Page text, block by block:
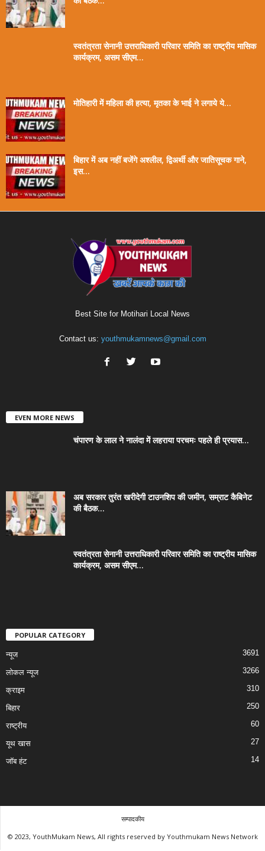
स्वतंत्रता सेनानी उत्तराधिकारी परिवार समिति का राष्ट्रीय मासिक
कार्यक्रम, असम सीएम...
मोतिहारी में महिला की हत्या, मृतका के भाई ने लगाये ये...
बिहार में अब नहीं बजेंगे अश्लील, द्विअर्थी और जातिसूचक गाने,
इस...
Best Site for Motihari Local News
Contact us: youthmukamnews@gmail.com
EVEN MORE NEWS
चंपारण के लाल ने नालंदा में लहराया परचमः पहले ही प्रयास...
अब सरकार तुरंत खरीदेगी टाउनशिप की जमीन, सम्राट कैबिनेट
की बैठक...
स्वतंत्रता सेनानी उत्तराधिकारी परिवार समिति का राष्ट्रीय मासिक
कार्यक्रम, असम सीएम...
POPULAR CATEGORY
न्यूज 3691
लोकल न्यूज 3266
क्राइम 310
बिहार 250
राष्ट्रीय 60
यूथ खास 27
जॉब हंट 14
सम्पादकीय
© 2023, YouthMukam News, All rights reserved by Youthmukam News Network